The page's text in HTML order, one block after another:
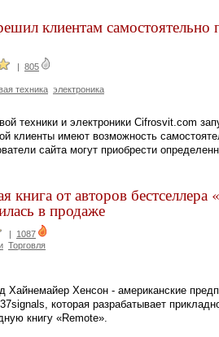
клиентам самостоятельно
| 805
техника электроника
техники и электроники Cifrosvit.com
клиенты имеют возможность
сайта могут приобрести
от авторов бестселлера
в продаже
1087
Торговля
Хенсон - американские
которая разрабатывает
книгу «Remote».